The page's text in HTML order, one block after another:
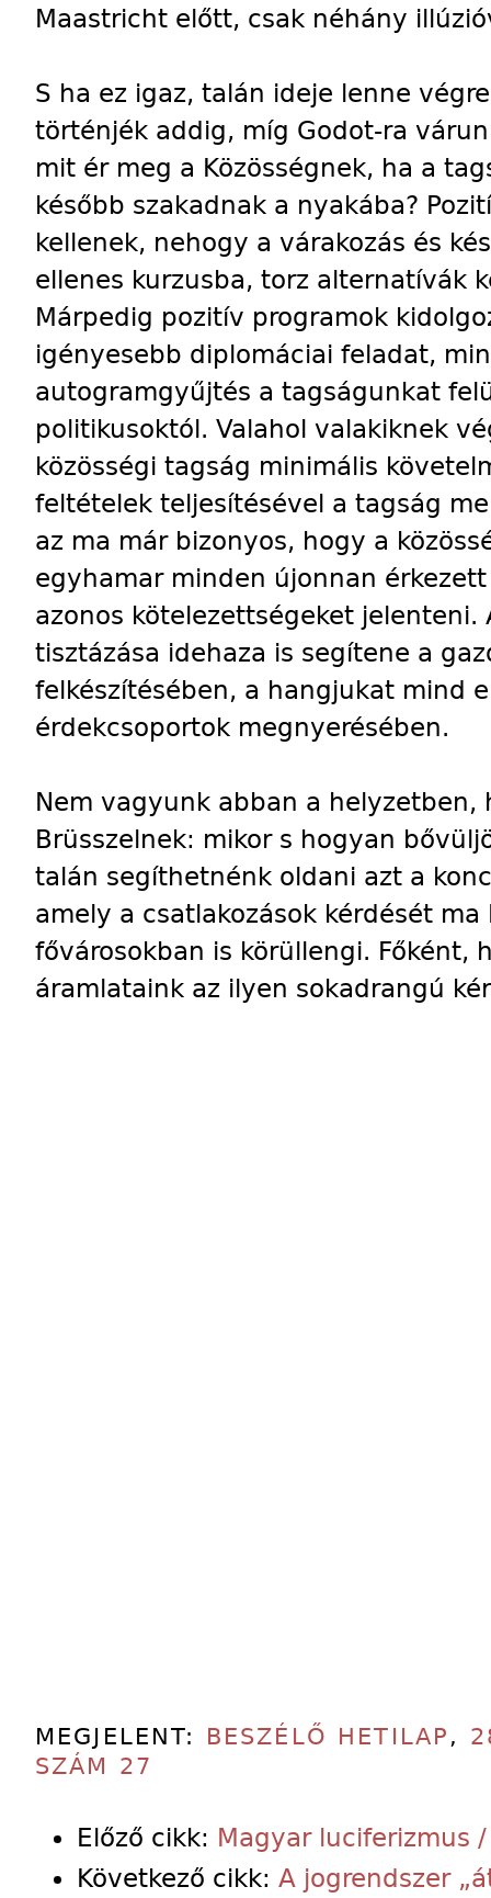
Maastricht előtt, csak néhány
S ha ez igaz, talán ideje lenne
történjék addig, míg Godot-ra
mit ér meg a Közösségnek, ha a
később szakadnak a nyakába?
kellenek, nehogy a várakozás és
ellenes kurzusba, torz alternatívák
Márpedig pozitív programok
igényesebb diplomáciai feladat,
autogramgyűjtés a tagságunkat
politikusoktól. Valahol valakiknek
közösségi tagság minimális
feltételek teljesítésével a tagság
az ma már bizonyos, hogy a
egyhamar minden újonnan
azonos kötelezettségeket
tisztázása idehaza is segítene a
felkészítésében, a hangjukat mind
érdekcsoportok megnyerésében.
Nem vagyunk abban a
Brüsszelnek: mikor s hogyan
talán segíthetnénk oldani azt a
amely a csatlakozások kérdését ma
fővárosokban is körüllengi. Főként,
áramlataink az ilyen sokadrangú
MEGJELENT: BESZÉLŐ HETILAP ,
SZÁM 27
Előző cikk: Magyar luciferizmus
Következő cikk: A jogrendszer